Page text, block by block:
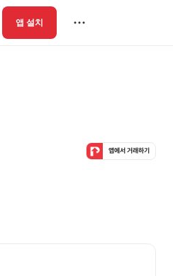
앱 설치
앱에서 거래하기